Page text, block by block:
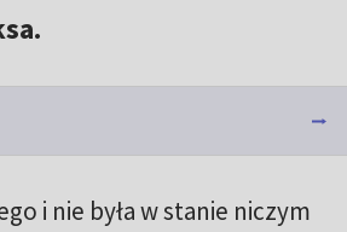
i nie była w stanie niczym